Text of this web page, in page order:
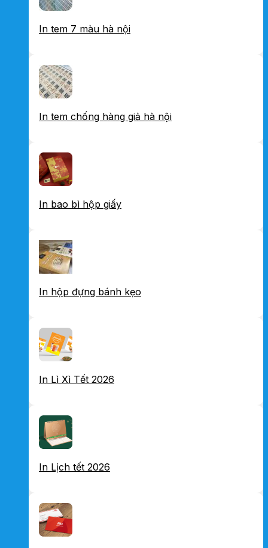
In tem 7 màu hà nội
In tem chống hàng giả hà nội
In bao bì hộp giấy
In hộp đựng bánh kẹo
In Lì Xì Tết 2026
In Lịch tết 2026